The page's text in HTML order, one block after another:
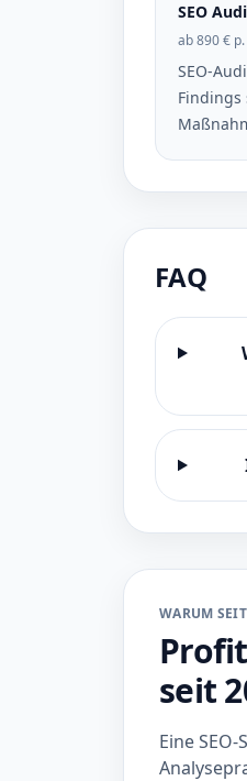
SEO
ab 890 € p.
SEO-
FAQ
WARUM
seit
Eine